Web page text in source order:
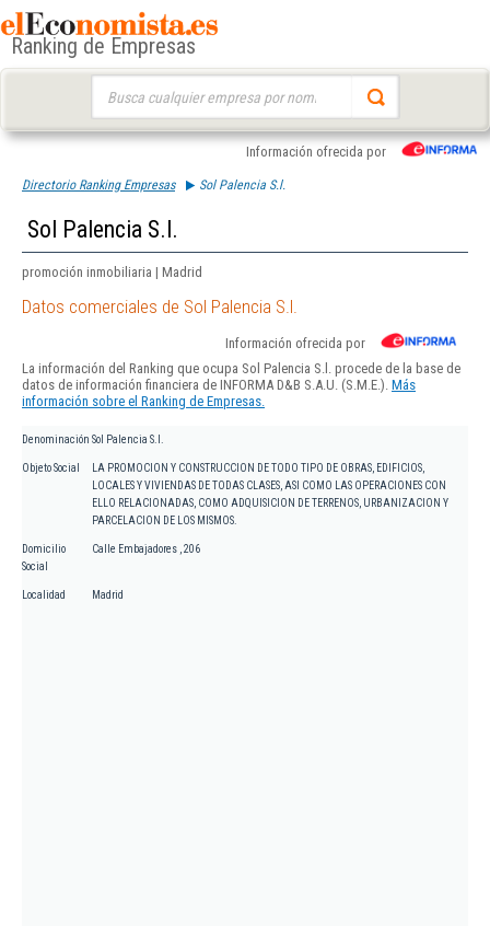
Ranking de Empresas
Información ofrecida por
Directorio Ranking Empresas Sol Palencia S.l.
Sol Palencia S.l.
promoción inmobiliaria | Madrid
Datos comerciales de Sol Palencia S.l.
Información ofrecida por
La información del Ranking que ocupa Sol Palencia S.l. procede de la base de
datos de información financiera de INFORMA D&B S.A.U. (S.M.E.). Más
información sobre el Ranking de Empresas.
Denominación Sol Palencia S.l.
Objeto Social
LA PROMOCION Y CONSTRUCCION DE TODO TIPO DE OBRAS, EDIFICIOS,
LOCALES Y VIVIENDAS DE TODAS CLASES, ASI COMO LAS OPERACIONES CON
ELLO RELACIONADAS, COMO ADQUISICION DE TERRENOS, URBANIZACION Y
PARCELACION DE LOS MISMOS.
Domicilio
Social
Calle Embajadores , 206
Localidad Madrid